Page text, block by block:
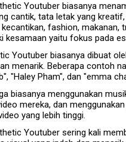
Youtuber biasanya
cantik, tata letak yang
fashion, makanan,
kesamaan yaitu fokus pada
Youtuber biasanya dibuat
menarik. Beberapa contoh
"Haley Pham", dan "emma
biasanya menggunakan
mereka, dan
yang lebih tinggi.
Youtuber sering kali